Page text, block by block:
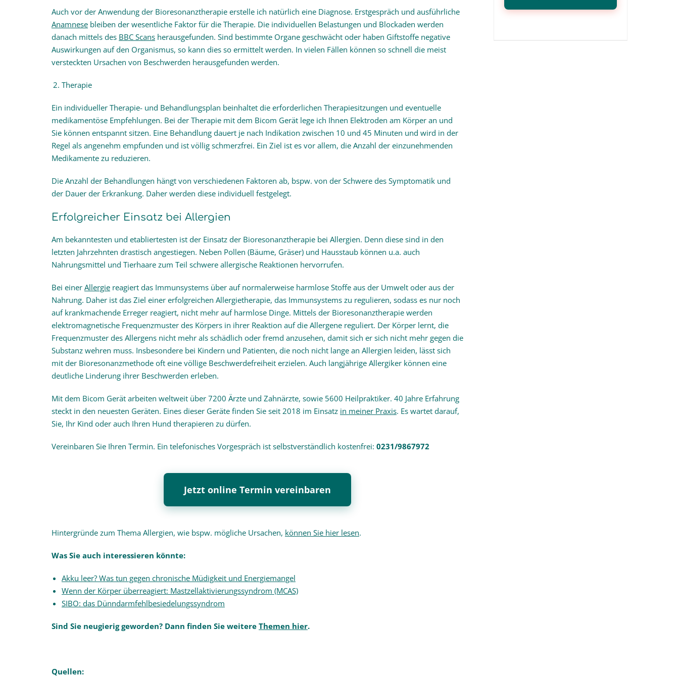
Auch vor der Anwendung der Bioresonanztherapie erstelle ich natürlich eine Diagnose. Erstgespräch und ausführliche
Anamnese bleiben der wesentliche Faktor für die Therapie. Die individuellen Belastungen und Blockaden werden
danach mittels des BBC Scans herausgefunden. Sind bestimmte Organe geschwächt oder haben Giftstoffe negative
Auswirkungen auf den Organismus, so kann dies so ermittelt werden. In vielen Fällen können so schnell die meist
versteckten Ursachen von Beschwerden herausgefunden werden.
Therapie
Ein individueller Therapie- und Behandlungsplan beinhaltet die erforderlichen Therapiesitzungen und eventuelle
medikamentöse Empfehlungen. Bei der Therapie mit dem Bicom Gerät lege ich Ihnen Elektroden am Körper an und
Sie können entspannt sitzen. Eine Behandlung dauert je nach Indikation zwischen 10 und 45 Minuten und wird in der
Regel als angenehm empfunden und ist völlig schmerzfrei. Ein Ziel ist es vor allem, die Anzahl der einzunehmenden
Medikamente zu reduzieren.
Die Anzahl der Behandlungen hängt von verschiedenen Faktoren ab, bspw. von der Schwere des Symptomatik und
der Dauer der Erkrankung. Daher werden diese individuell festgelegt.
Erfolgreicher Einsatz bei Allergien
Am bekanntesten und etabliertesten ist der Einsatz der Bioresonanztherapie bei Allergien. Denn diese sind in den
letzten Jahrzehnten drastisch angestiegen. Neben Pollen (Bäume, Gräser) und Hausstaub können u.a. auch
Nahrungsmittel und Tierhaare zum Teil schwere allergische Reaktionen hervorrufen.
Bei einer Allergie reagiert das Immunsystems über auf normalerweise harmlose Stoffe aus der Umwelt oder aus der
Nahrung. Daher ist das Ziel einer erfolgreichen Allergietherapie, das Immunsystems zu regulieren, sodass es nur noch
auf krankmachende Erreger reagiert, nicht mehr auf harmlose Dinge. Mittels der Bioresonanztherapie werden
elektromagnetische Frequenzmuster des Körpers in ihrer Reaktion auf die Allergene reguliert. Der Körper lernt, die
Frequenzmuster des Allergens nicht mehr als schädlich oder fremd anzusehen, damit sich er sich nicht mehr gegen die
Substanz wehren muss. Insbesondere bei Kindern und Patienten, die noch nicht lange an Allergien leiden, lässt sich
mit der Bioresonanzmethode oft eine völlige Beschwerdefreiheit erzielen. Auch langjährige Allergiker können eine
deutliche Linderung ihrer Beschwerden erleben.
Mit dem Bicom Gerät arbeiten weltweit über 7200 Ärzte und Zahnärzte, sowie 5600 Heilpraktiker. 40 Jahre Erfahrung
steckt in den neuesten Geräten. Eines dieser Geräte finden Sie seit 2018 im Einsatz in meiner Praxis. Es wartet darauf,
Sie, Ihr Kind oder auch Ihren Hund therapieren zu dürfen.
Vereinbaren Sie Ihren Termin. Ein telefonisches Vorgespräch ist selbstverständlich kostenfrei: 0231/9867972
Jetzt online Termin vereinbaren
Hintergründe zum Thema Allergien, wie bspw. mögliche Ursachen, können Sie hier lesen.
Was Sie auch interessieren könnte:
Akku leer? Was tun gegen chronische Müdigkeit und Energiemangel
Wenn der Körper überreagiert: Mastzellaktivierungssyndrom (MCAS)
SIBO: das Dünndarmfehlbesiedelungssyndrom
Sind Sie neugierig geworden? Dann finden Sie weitere Themen hier.
Quellen: